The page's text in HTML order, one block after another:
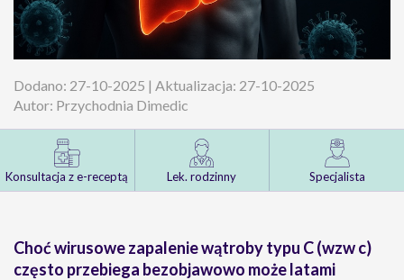
Dodano: 27-10-2025 | Aktualizacja: 27-10-2025
Autor: Przychodnia Dimedic
Konsultacja z e-receptą Lek. rodzinny Specjalista
Choć wirusowe zapalenie wątroby typu C (wzw c)
często przebiega bezobjawowo może latami